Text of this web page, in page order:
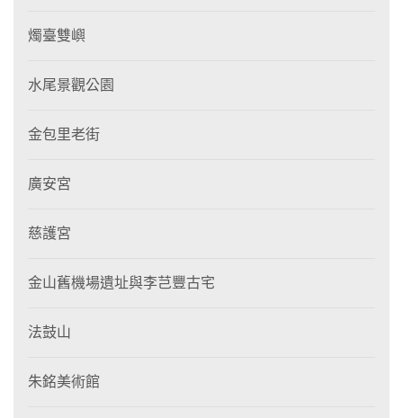
燭臺雙嶼
水尾景觀公園
金包里老街
廣安宮
慈護宮
金山舊機場遺址與李芑豐古宅
法鼓山
朱銘美術館